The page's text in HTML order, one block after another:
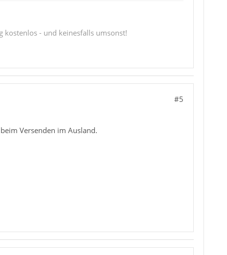
kostenlos - und keinesfalls umsonst!
#5
Versenden im Ausland.